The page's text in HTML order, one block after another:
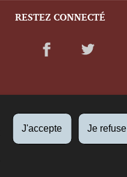
J'accepte Je refuse
RESTEZ CONNECTÉ